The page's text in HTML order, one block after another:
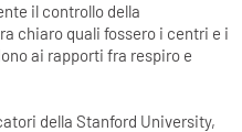
il controllo della
chiaro quali fossero i centri e i
ai rapporti fra respiro e
della Stanford University,